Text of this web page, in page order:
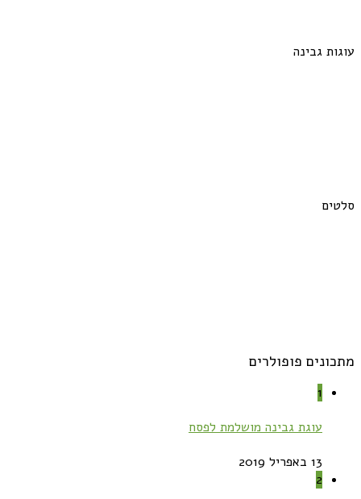
עוגות גבינה
סלטים
מתכונים פופולרים
1
עוגת גבינה מושלמת לפסח
13 באפריל 2019
2